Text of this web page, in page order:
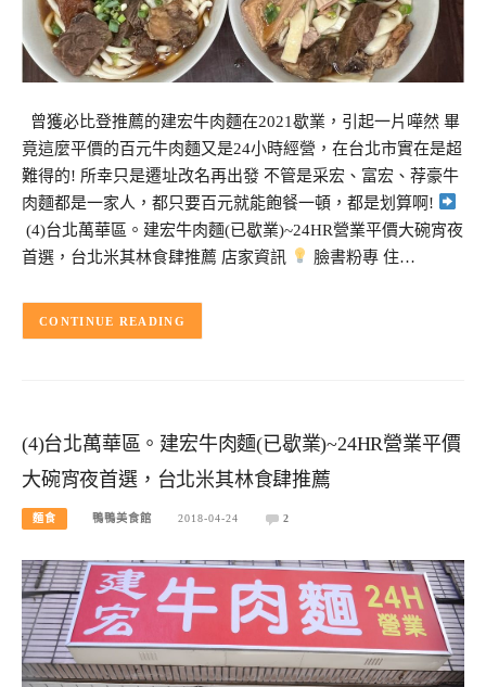
曾獲必比登推薦的建宏牛肉麵在2021歇業，引起一片嘩然 畢
竟這麼平價的百元牛肉麵又是24小時經營，在台北市實在是超
難得的! 所幸只是遷址改名再出發 不管是采宏、富宏、荐豪牛
肉麵都是一家人，都只要百元就能飽餐一頓，都是划算啊!
(4)台北萬華區。建宏牛肉麵(已歇業)~24HR營業平價大碗宵夜
首選，台北米其林食肆推薦 店家資訊
臉書粉專 住…
CONTINUE READING
(4)台北萬華區。建宏牛肉麵(已歇業)~24HR營業平價
大碗宵夜首選，台北米其林食肆推薦
麵食 鴨鴨美食館 2018-04-24 2